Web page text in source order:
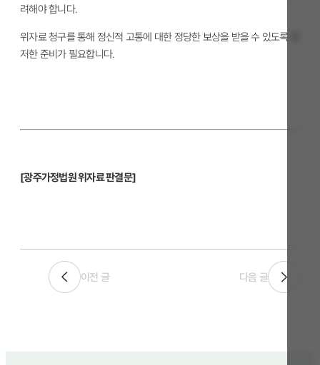
려해야 합니다.
위자료 청구를 통해 정신적 고통에 대한 정당한 보상을 받을 수 있도록 철
저한 준비가 필요합니다.
[광주가정법원 위자료 판결문]
이전 글 다음 글